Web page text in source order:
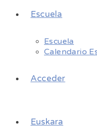
Escuela
Escuela
Calendario
Acceder
Euskara